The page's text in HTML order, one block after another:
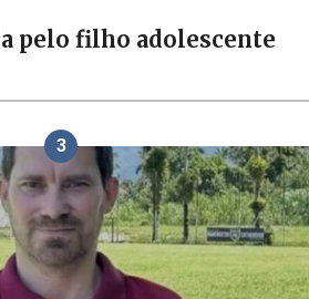
pelo filho adolescente
3